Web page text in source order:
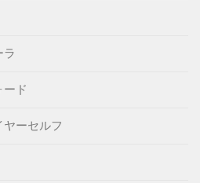
ラ
ド
ーセルフ